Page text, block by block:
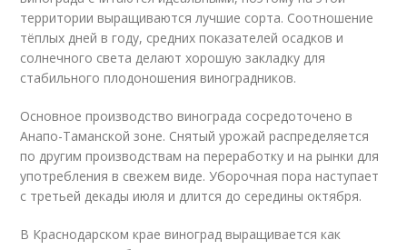
территории выращиваются лучшие сорта. Соотношение
тёплых дней в году, средних показателей осадков и
солнечного света делают хорошую закладку для
стабильного плодоношения виноградников.
Основное производство винограда сосредоточено в
Анапо-Таманской зоне. Снятый урожай распределяется
по другим производствам на переработку и на рынки для
употребления в свежем виде. Уборочная пора наступает
с третьей декады июля и длится до середины октября.
В Краснодарском крае виноград выращивается как